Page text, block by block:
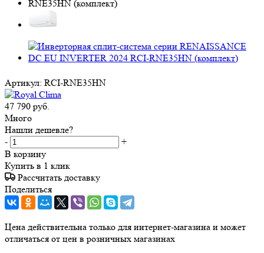
Артикул: RCI-RNE35HN
47 790 руб.
Много
Нашли дешевле?
-
+
В корзину
Купить в 1 клик
Рассчитать доставку
Поделиться
Цена действительна только для интернет-магазина и может
отличаться от цен в розничных магазинах